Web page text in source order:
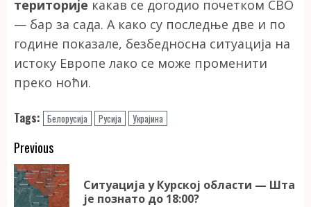
територије какав се догодио почетком СВО
— бар за сада. А како су последње две и по
године показале, безбедносна ситуација на
истоку Европе лако се може променити
преко ноћи.
Tags: Белорусија Русија Украјина
Continue
Reading
Previous
Ситуација у Курској области — Шта
је познато до 18:00?